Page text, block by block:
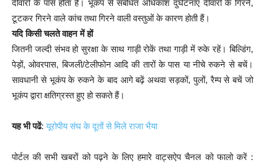
दीवारों के पास होता है। भूकंप से संबंधित अधिकांश दुर्घटनाएं दीवारों के गिरने,
टूटकर गिरने वाले कांच तथा गिरने वाली वस्तुओं के कारण होती हैं।
यदि किसी चलते वाहन में हों
जितनी जल्दी संभव हो सुरक्षा के साथ गाड़ी रोकें तथा गाड़ी में रुके रहें। बिल्डिंग,
पेड़ों, ओवरपास, बिजली/टेलीफोन आदि की तारों के पास या नीचे रुकने से बचें।
सावधानी से भूकंप के रुकने के बाद आगे बढ़ें अथवा सड़कों, पुलों, रैम्प से बचें जो
भूकंप द्वारा क्षतिग्रस्त हुए हो सकते हैं।
यह भी पढें:यूरोपीय संघ के दूतों से मिले राजा भैया
पोर्टल की सभी खबरों को पढ़ने के लिए हमारे वाट्सऐप चैनल को फालो करें :